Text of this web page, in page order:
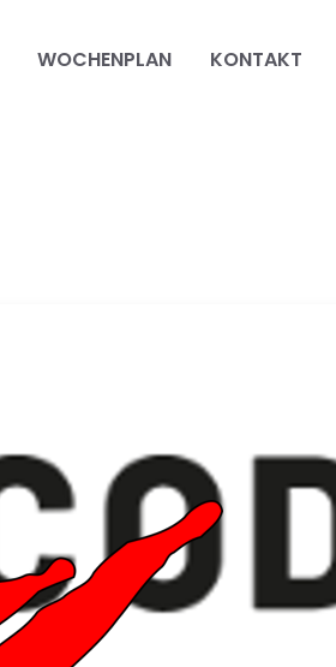
WOCHENPLAN KONTAKT